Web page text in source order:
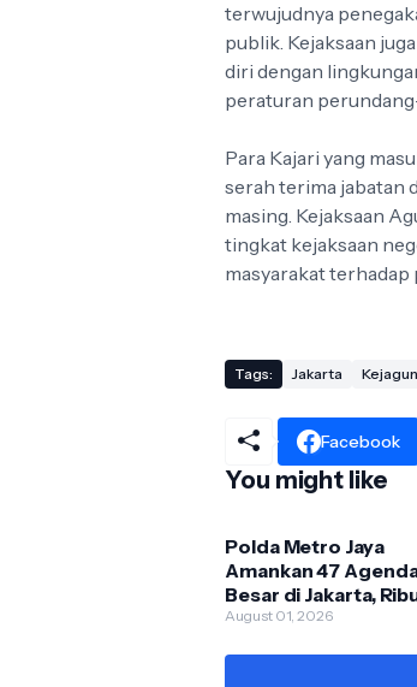
terwujudnya
publik. Kejaksaan
diri dengan
peraturan
Para Kajari yang
serah terima jabatan
masing. Kejaksaan
tingkat kejaksaan
masyarakat
Tags: Jakarta
Facebook
You might like
Polda Metro Jaya
Amankan 47
Besar di Jakarta,
Personel Disiagakan
August 01, 2026